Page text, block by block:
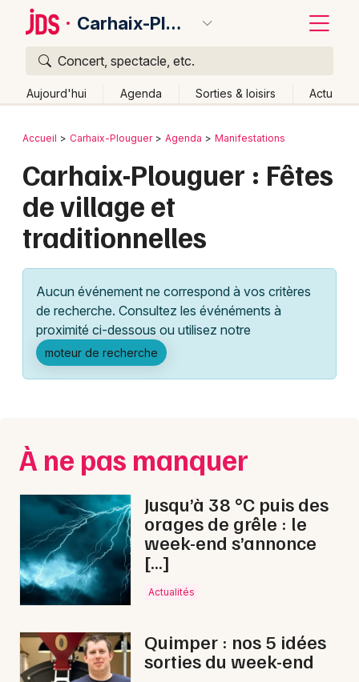
Carhaix-Plouguer
Concert, spectacle, etc.
Aujourd'hui Agenda Sorties & loisirs Actu
Publier un événement
Grands événements
Manifestations
Foires & salons
Sports
Soirées
Sorties famille
Expos
Fêtes dans le Finistère
Bordeaux
Colmar
Lille
Lyon
Marseille
Mulhouse
Montpellier
Paris
Strasbourg
Toulouse
Toutes les villes
Retour
Accueil Carhaix-Plouguer Agenda Manifestations
Carhaix-Plouguer : Fêtes
de village et
traditionnelles
Aucun événement ne correspond à vos critères
de recherche. Consultez les événéments à
proximité ci-dessous ou utilisez notre
moteur de recherche
À ne pas manquer
Jusqu’à 38 °C puis des
orages de grêle : le
week-end s’annonce
[…]
Actualités
Quimper : nos 5 idées
sorties du week-end
Quoi ?
Où ?
Bretagne
Partout Près de moi Changer de lieu
Quand ?
Aujourd'hui
Demain Ce week-end